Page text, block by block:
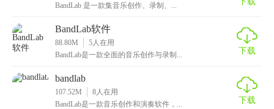
3. 混音与母带：在混音阶段精细调整每个音轨的音量、平衡
4. 分享与反馈：将作品导出并分享至社交媒体或音乐平台，
获取用户反馈并持续优化创作。
BandLab软件正版测评
BandLab 是一款集音乐创作、录制、...
BandLab软件
88.80M 5 人在用
BandLab是一款全面的音乐创作与录制...
下载
bandlab
107.52M 8 人在用
BandLab是一款音乐创作和演奏软件，...
下载